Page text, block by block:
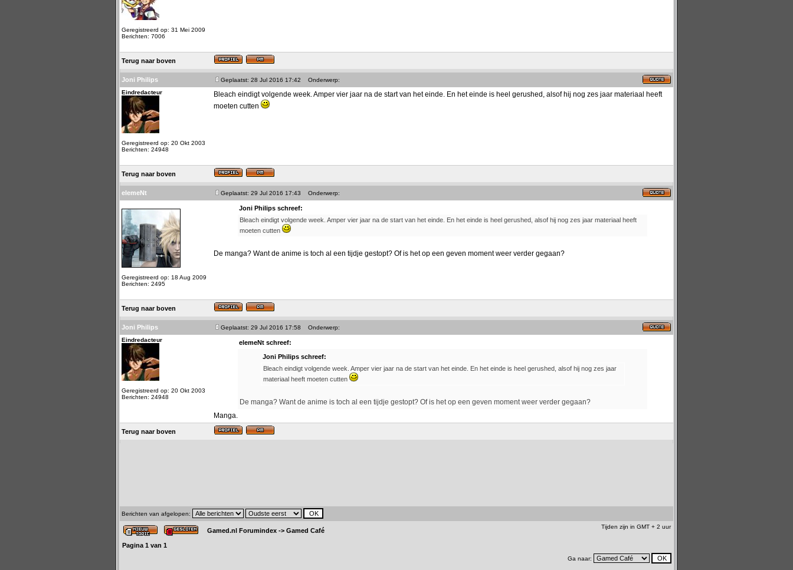
Geregistreerd op: 31 Mei 2009
Berichten: 7006
Terug naar boven
Joni Philips Geplaatst: 28 Jul 2016 17:42
Onderwerp:
Eindredacteur
Geregistreerd op: 20 Okt 2003
Berichten: 24948
Bleach eindigt volgende week. Amper vier jaar na de start van het einde. En het einde is heel gerushed, alsof hij nog zes jaar materiaal heeft
moeten cutten
Terug naar boven
elemeNt Geplaatst: 29 Jul 2016 17:43 Onderwerp:
Geregistreerd op: 18 Aug 2009
Berichten: 2495
Joni Philips schreef:
Bleach eindigt volgende week. Amper vier jaar na de start van het einde. En het einde is heel gerushed, alsof hij nog zes jaar materiaal heeft
moeten cutten
De manga? Want de anime is toch al een tijdje gestopt? Of is het op een geven moment weer verder gegaan?
Terug naar boven
Joni Philips Geplaatst: 29 Jul 2016 17:58
Onderwerp:
Eindredacteur
Geregistreerd op: 20 Okt 2003
Berichten: 24948
elemeNt schreef:
Joni Philips schreef:
Bleach eindigt volgende week. Amper vier jaar na de start van het einde. En het einde is heel gerushed, alsof hij nog zes jaar
materiaal heeft moeten cutten
De manga? Want de anime is toch al een tijdje gestopt? Of is het op een geven moment weer verder gegaan?
Manga.
Terug naar boven
Berichten van afgelopen:
Gamed.nl Forumindex -> Gamed Café
Tijden zijn in GMT + 2 uur
Pagina 1 van 1
Ga naar: